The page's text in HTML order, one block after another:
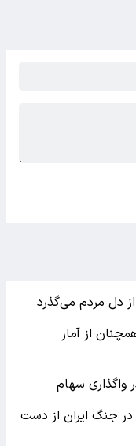
دل مردم می‌گذرد
از آمار
واگذاری سهام
در جنگ ایران از دست